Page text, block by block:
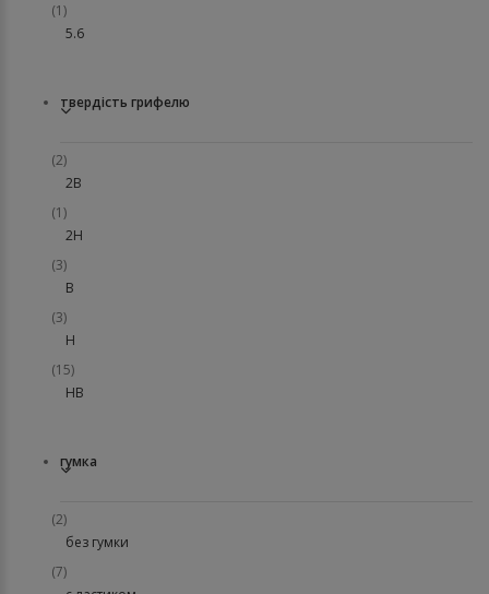
5.6
(1)
твердість грифелю
2В
(2)
2Н
(1)
В
(3)
Н
(3)
НВ
(15)
гумка
без гумки
(2)
(7)